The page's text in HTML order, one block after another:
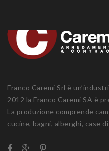
Franco Caremi Srl è
2012 la Franco Caremi SA è
La produzione comprende
cucine, bagni, alberghi, case